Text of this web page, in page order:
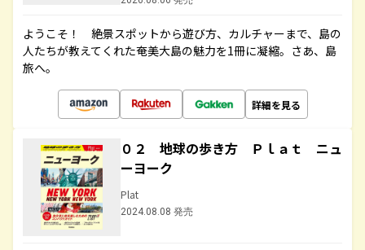
ようこそ！ 絶景スポットから遊び方、カルチャーまで、島の
人たちが教えてくれた奄美大島の魅力を1冊に凝縮。さあ、島
旅へ。
詳細を見る
０２ 地球の歩き方 Ｐｌａｔ ニュ
ーヨーク
Plat
2024.08.08 発売